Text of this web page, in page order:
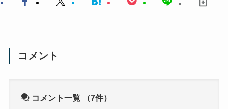
コメント
コメント一覧 （7件）